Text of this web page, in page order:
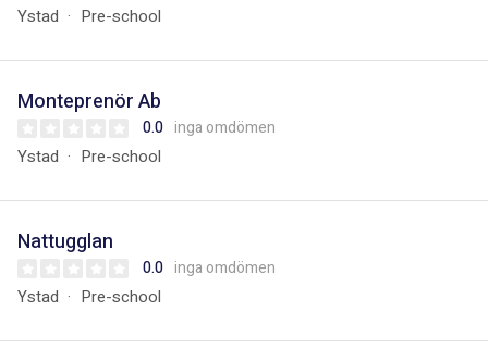
Ystad Pre-school
Monteprenör Ab
0.0 inga omdömen
Ystad Pre-school
Nattugglan
0.0 inga omdömen
Ystad Pre-school